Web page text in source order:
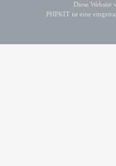
Diese
PHPKIT ist eine